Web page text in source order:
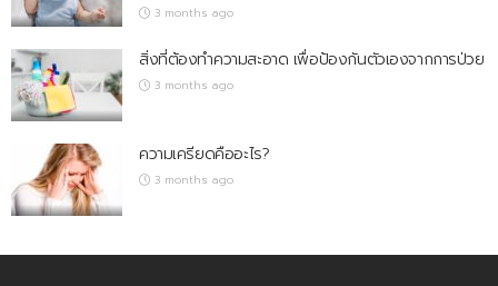
3 months ago
สิ่งที่ต้องทำความสะอาด เพื่อป้องกันตัวเองจากการป่วย
3 months ago
ความเครียดคืออะไร?
3 months ago